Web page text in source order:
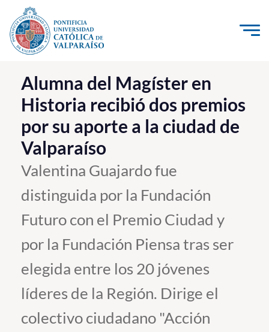
Click acá para ir directamente al contenido
La Universidad
Investigación, Creación e Innovación
PUCV Internacional
Vinculación con el Medio
Admisión
Pregrado
Postgrado
Formación Continua
Estudiantes
Académicos
Alumna del Magíster en
Historia recibió dos premios
por su aporte a la ciudad de
Valparaíso
Valentina Guajardo fue
distinguida por la Fundación
Futuro con el Premio Ciudad y
por la Fundación Piensa tras ser
elegida entre los 20 jóvenes
líderes de la Región. Dirige el
colectivo ciudadano "Acción